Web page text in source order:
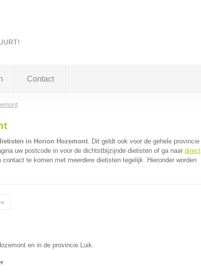
Contact
in Horion Hozemont. Dit geldt ook voor de gehele provincie
uw postcode in voor de dichtstbijzijnde dietisten of ga naar direct
te komen met meerdere dietisten tegelijk. Hieronder worden
en in de provincie Luik.
▼